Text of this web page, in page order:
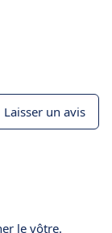
Laisser un avis
le vôtre.